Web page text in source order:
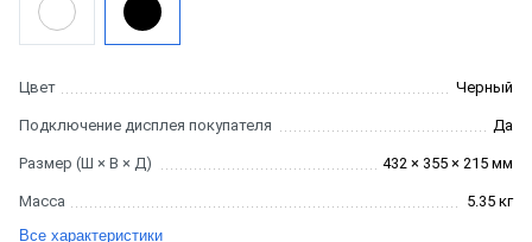
Цвет Черный
Подключение дисплея покупателя Да
Размер (Ш × В × Д) 432 × 355 × 215 мм
Масса
5.35 кг
Все характеристики